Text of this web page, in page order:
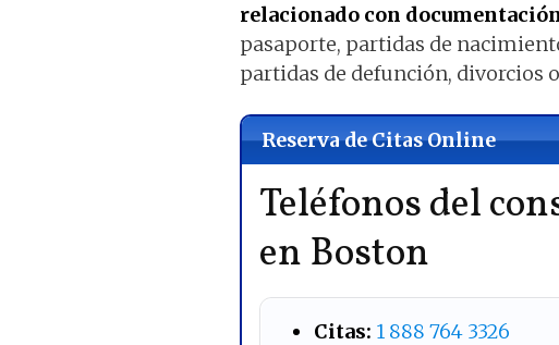
relacionado con
pasaporte, partidas de
partidas de defunción, divorcios
Reserva de Citas Online
Teléfonos del
en Boston
Citas: 1 888 764 3326